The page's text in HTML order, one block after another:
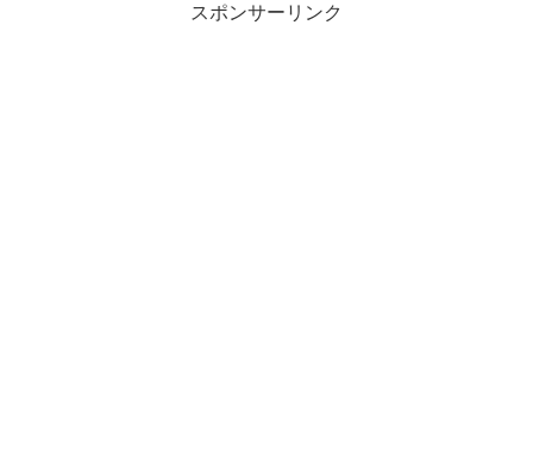
スポンサーリンク